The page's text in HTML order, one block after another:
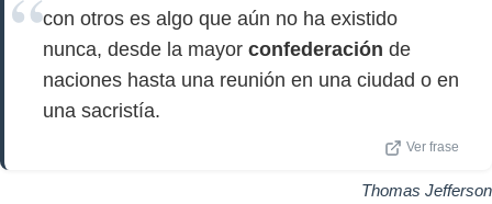
con otros es algo que aún no ha existido
nunca, desde la mayor confederación de
naciones hasta una reunión en una ciudad o en
una sacristía.
Ver frase
Thomas Jefferson